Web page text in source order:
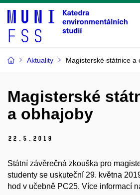
Aktuality Magisterské státnice a
Magisterské
a obhajoby
22. 5. 2019
Státní závěrečná zkouška pro
studenty se uskuteční 29. května
hod v učebně PC25. Více informací